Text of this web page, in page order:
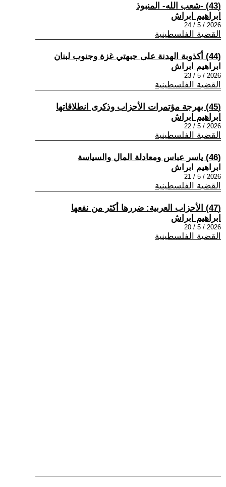
(43) -شعب الله- المنبوذ
ابراهيم ابراش
2026 / 5 / 24
القضية الفلسطينية
(44) أكذوبة الهدنة على جبهتي غزة وجنوب لبنان
ابراهيم ابراش
2026 / 5 / 23
القضية الفلسطينية
(45) بهرجة مؤتمرات الأحزاب وذكرى انطلاقاتها
ابراهيم ابراش
2026 / 5 / 22
القضية الفلسطينية
(46) ياسر عباس ومعادلة المال والسياسة
ابراهيم ابراش
2026 / 5 / 21
القضية الفلسطينية
(47) الأحزاب العربية: ضررها أكثر من نفعها
ابراهيم ابراش
2026 / 5 / 20
القضية الفلسطينية